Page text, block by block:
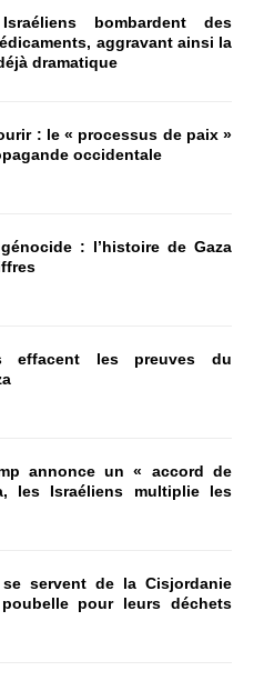
bombardent des
aggravant ainsi la
dramatique
: le « processus de paix »
occidentale
: l’histoire de Gaza
effacent les preuves du
annonce un « accord de
les Israéliens multiplie les
servent de la Cisjordanie
poubelle pour leurs déchets